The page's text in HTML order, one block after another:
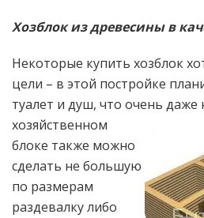
Хозблок из древесины в
Некоторые купить хозблок
цели – в этой постройке
туалет и душ, что очень даже
хозяйственном
блоке также можно
сделать не большую
по размерам
раздевалку либо